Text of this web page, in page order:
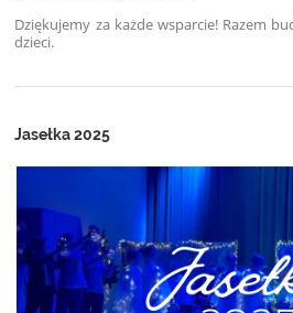
Dziękujemy za każde wsparcie! Razem
dzieci.
Jasełka 2025